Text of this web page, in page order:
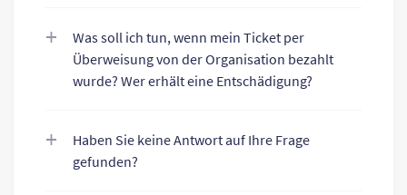
Was soll ich tun, wenn mein Ticket per
Überweisung von der Organisation bezahlt
wurde? Wer erhält eine Entschädigung?
Haben Sie keine Antwort auf Ihre Frage
gefunden?